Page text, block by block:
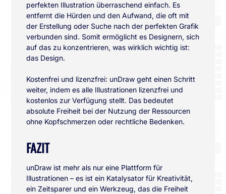
perfekten Illustration überraschend einfach. Es
entfernt die Hürden und den Aufwand, die oft mit
der Erstellung oder Suche nach der perfekten Grafik
verbunden sind. Somit ermöglicht es Designern, sich
auf das zu konzentrieren, was wirklich wichtig ist:
das Design.
Kostenfrei und lizenzfrei: unDraw geht einen Schritt
weiter, indem es alle Illustrationen lizenzfrei und
kostenlos zur Verfügung stellt. Das bedeutet
absolute Freiheit bei der Nutzung der Ressourcen
ohne Kopfschmerzen oder rechtliche Bedenken.
FAZIT
unDraw ist mehr als nur eine Plattform für
Illustrationen – es ist ein Katalysator für Kreativität,
ein Zeitsparer und ein Werkzeug, das die Freiheit